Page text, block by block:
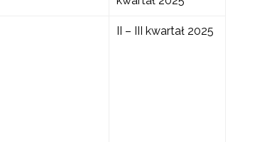
II – III kwartał 2025